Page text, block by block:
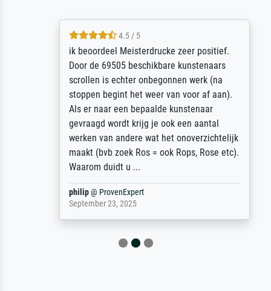
4.5 / 5
ik beoordeel Meisterdrucke zeer positief.
Door de 69505 beschikbare kunstenaars
scrollen is echter onbegonnen werk (na
stoppen begint het weer van voor af aan).
Als er naar een bepaalde kunstenaar
gevraagd wordt krijg je ook een aantal
werken van andere wat het onoverzichtelijk
maakt (bvb zoek Ros = ook Rops, Rose etc).
Waarom duidt u ...
philip@ ProvenExpert
September 23, 2025